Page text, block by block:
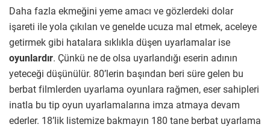
Daha fazla ekmeğini yeme amacı ve gözlerdeki dolar
işareti ile yola çıkılan ve genelde ucuza mal etmek, aceleye
getirmek gibi hatalara sıklıkla düşen uyarlamalar ise
oyunlardır. Çünkü ne de olsa uyarlandığı eserin adının
yeteceği düşünülür. 80’lerin başından beri süre gelen bu
berbat filmlerden uyarlama oyunlara rağmen, eser sahipleri
inatla bu tip oyun uyarlamalarına imza atmaya devam
ederler. 18’lik listemize bakmayın 180 tane berbat uyarlama